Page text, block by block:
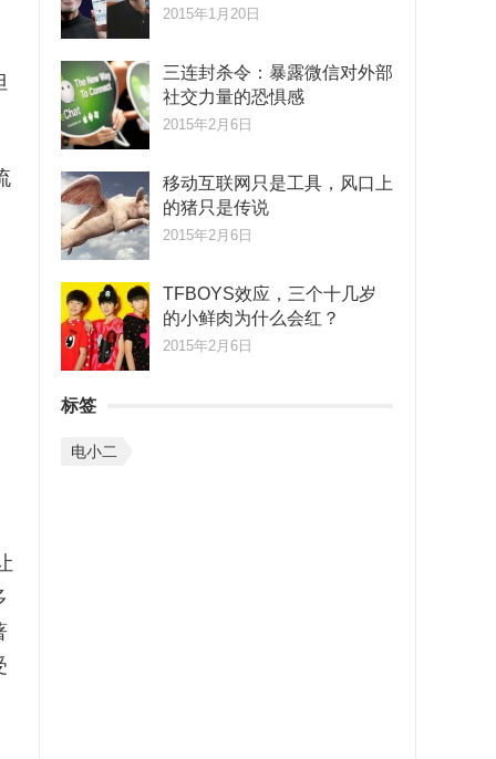
2015年1月20日
三连封杀令：暴露微信对外部
社交力量的恐惧感
2015年2月6日
移动互联网只是工具，风口上
的猪只是传说
2015年2月6日
TFBOYS效应，三个十几岁
的小鲜肉为什么会红？
2015年2月6日
标签
电小二